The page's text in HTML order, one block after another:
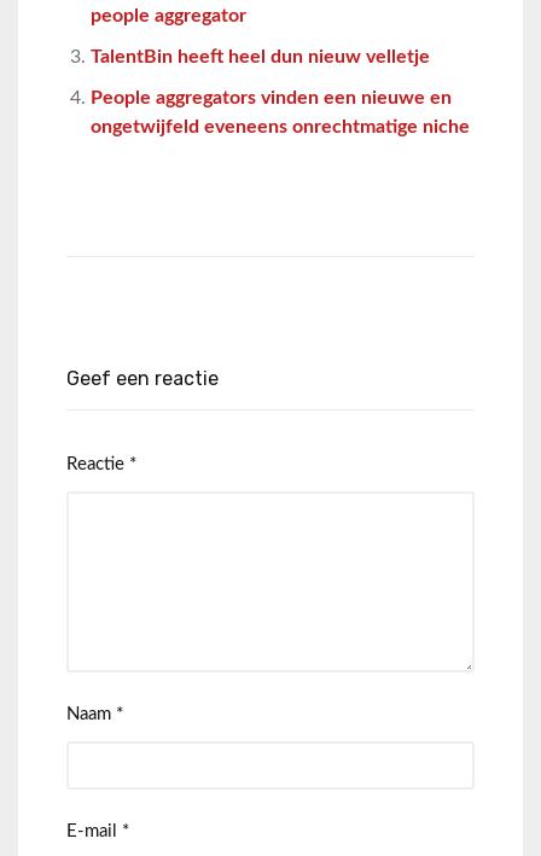
people aggregator
TalentBin heeft heel dun nieuw velletje
People aggregators vinden een nieuwe en
ongetwijfeld eveneens onrechtmatige niche
Geef een reactie
Reactie *
Naam *
E-mail *